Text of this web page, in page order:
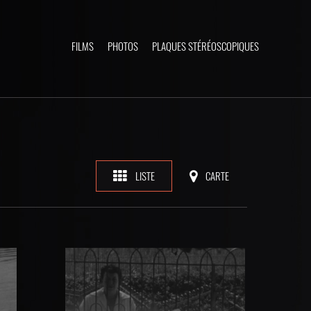
FILMS PHOTOS PLAQUES STÉRÉOSCOPIQUES
LISTE CARTE